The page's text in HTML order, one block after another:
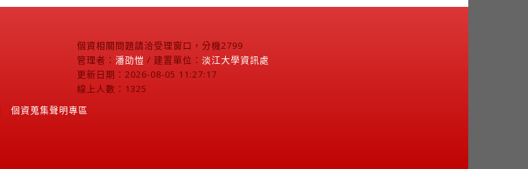
個資相關問題請洽受理窗口，分機2799
管理者： 潘劭愷 / 建置單位： 淡江大學資訊處
更新日期：2026-08-05 11:27:17
線上人數：1325
個資蒐集聲明專區